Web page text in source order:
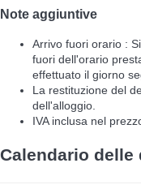
Note aggiuntive
Arrivo fuori orario :
fuori dell'orario
effettuato il giorno
La restituzione del
dell'alloggio.
IVA inclusa nel
Calendario